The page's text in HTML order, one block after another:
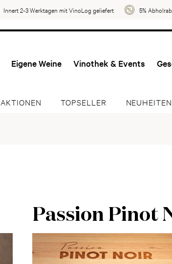
Innert 2-3 Werktagen mit VinoLog geliefert 5%
Eigene Weine Vinothek & Events
AKTIONEN TOPSELLER NEUHEITEN
Passion Pinot